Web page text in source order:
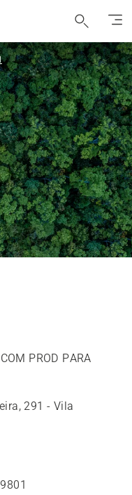
PROD PARA
291 - Vila